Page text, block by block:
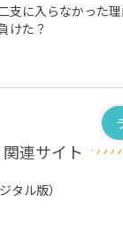
支に入らなかった
けた？
関連サイト
タル版）